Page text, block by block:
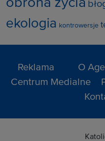
ekologia kontrowersje
Reklama O
Centrum Medialne